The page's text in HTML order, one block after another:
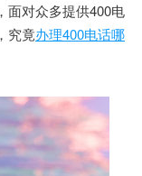
面对众多提供400电
究竟办理400电话哪